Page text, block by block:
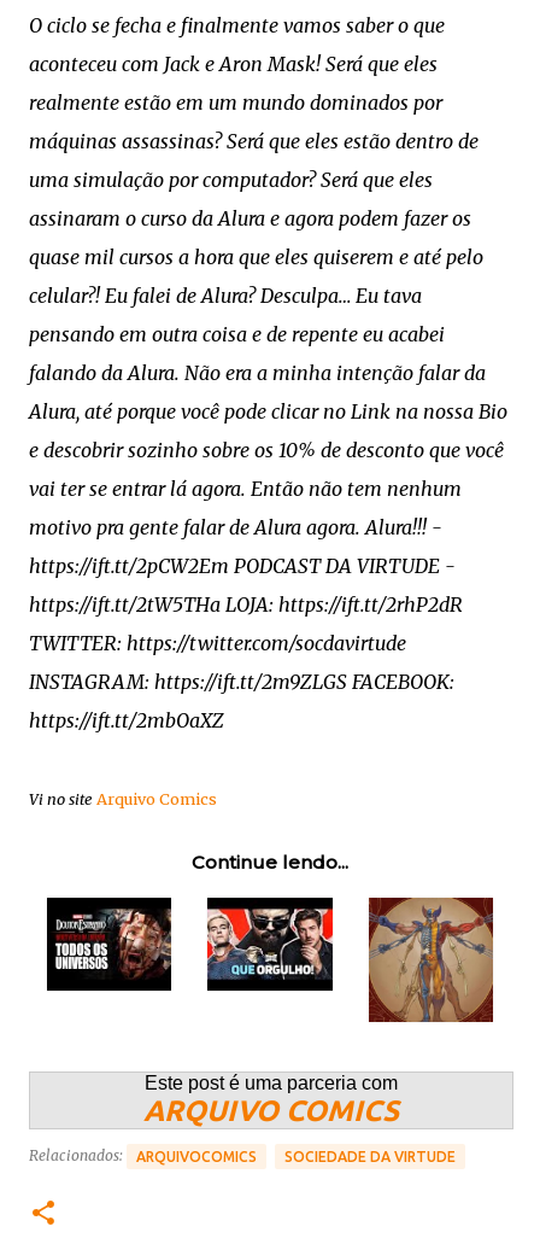
O ciclo se fecha e finalmente vamos saber o que
aconteceu com Jack e Aron Mask! Será que eles
realmente estão em um mundo dominados por
máquinas assassinas? Será que eles estão dentro de
uma simulação por computador? Será que eles
assinaram o curso da Alura e agora podem fazer os
quase mil cursos a hora que eles quiserem e até pelo
celular?! Eu falei de Alura? Desculpa… Eu tava
pensando em outra coisa e de repente eu acabei
falando da Alura. Não era a minha intenção falar da
Alura, até porque você pode clicar no Link na nossa Bio
e descobrir sozinho sobre os 10% de desconto que você
vai ter se entrar lá agora. Então não tem nenhum
motivo pra gente falar de Alura agora. Alura!!! -
https://ift.tt/2pCW2Em PODCAST DA VIRTUDE -
https://ift.tt/2tW5THa LOJA: https://ift.tt/2rhP2dR
TWITTER: https://twitter.com/socdavirtude
INSTAGRAM: https://ift.tt/2m9ZLGS FACEBOOK:
https://ift.tt/2mbOaXZ
Vi no site Arquivo Comics
Continue lendo...
Este post é uma parceria com
ARQUIVO COMICS
Relacionados: ARQUIVOCOMICS SOCIEDADE DA VIRTUDE